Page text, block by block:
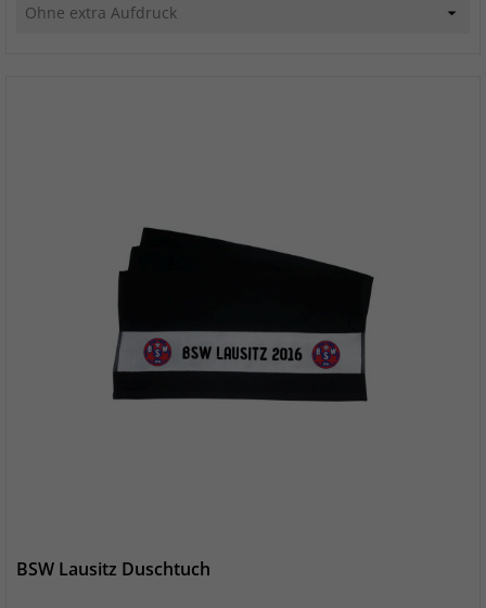
BSW Lausitz Duschtuch